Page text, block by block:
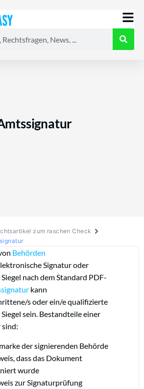
zum raschen Check
Behörden
Signatur oder
nach dem Standard PDF-
kann
s oder ein/e qualifizierte
sein. Bestandteile einer
der signierenden Behörde
dass das Dokument
wurde
zur Signaturprüfung